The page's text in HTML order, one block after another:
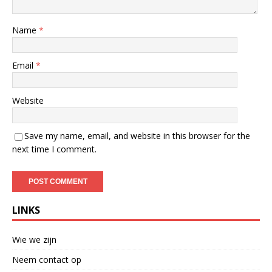
Name *
Email *
Website
Save my name, email, and website in this browser for the
next time I comment.
LINKS
Wie we zijn
Neem contact op